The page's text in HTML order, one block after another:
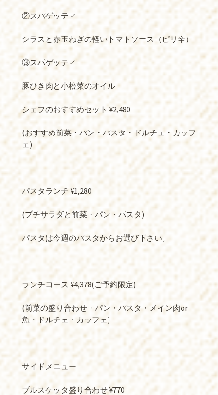
②スパゲッティ
シラスと赤玉ねぎの軽いトマトソース（ピリ辛）
③スパゲッティ
豚ひき肉と小松菜のオイル
シェフのおすすめセット ¥2,480
(おすすめ前菜・パン・パスタ・ドルチェ・カッフ
ェ)
パスタランチ ¥1,280
(プチサラダと前菜・パン・パスタ)
パスタは今週のパスタからお選び下さい。
ランチコース ¥4,378(ご予約限定)
(前菜の盛り合わせ・パン・パスタ・メイン肉or
魚・ドルチェ・カッフェ)
サイドメニュー
ブルスケッタ盛り合わせ ¥770